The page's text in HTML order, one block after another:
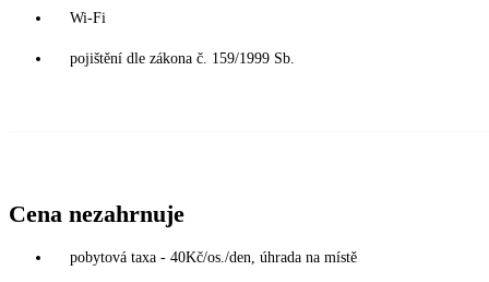
Wi-Fi
pojištění dle zákona č. 159/1999 Sb.
Cena nezahrnuje
pobytová taxa - 40Kč/os./den, úhrada na místě